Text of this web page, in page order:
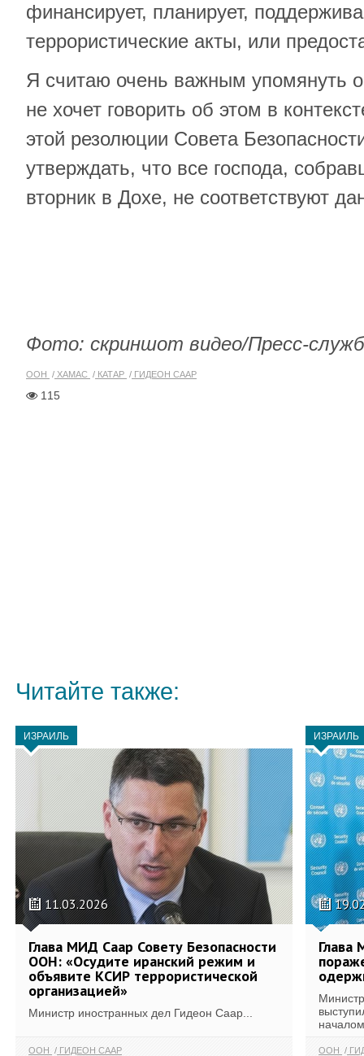
финансирует, планирует,
террористические акты, или
Я считаю очень важным упомянуть
не хочет говорить об этом в
этой резолюции Совета
утверждать, что все господа,
вторник в Дохе, не соответствуют
Фото: скриншот видео/Пресс-
ООН ХАМАС КАТАР ГИДЕОН СААР
115
Читайте также:
ИЗРАИЛЬ
11.03.2026
Глава МИД Саар Совету Безопасности
ООН: «Осудите иранский режим и
объявите КСИР террористической
организацией»
Министр иностранных дел Гидеон Саар...
ООН ГИДЕОН СААР
ИЗРАИЛЬ
ООН